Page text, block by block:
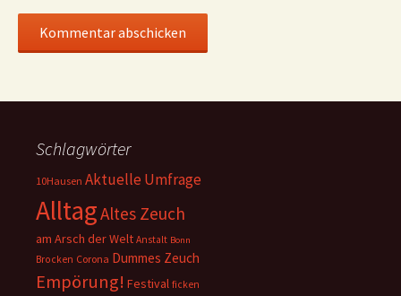
Schlagwörter
10Hausen Aktuelle Umfrage
AlltagAltes Zeuch
am Arsch der Welt Anstalt Bonn
Brocken Corona Dummes Zeuch
Empörung! Festival ficken